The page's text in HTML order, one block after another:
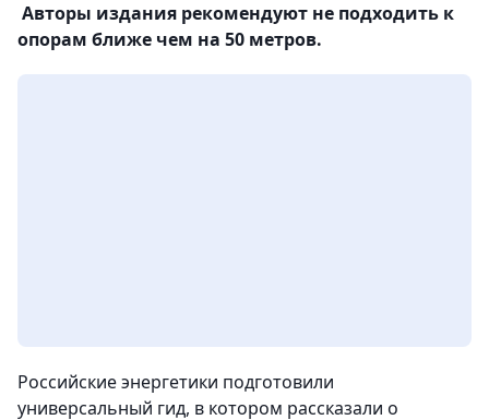
Авторы издания рекомендуют не подходить к
опорам ближе чем на 50 метров.
Российские энергетики подготовили
универсальный гид, в котором рассказали о